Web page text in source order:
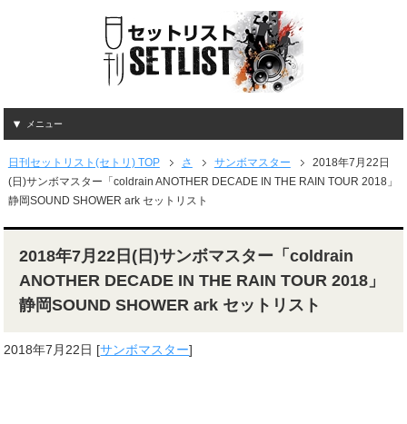
メニュー
日刊セットリスト(セトリ) TOP さ サンボマスター
2018年7月22日
(日)サンボマスター「coldrain ANOTHER DECADE IN THE RAIN TOUR 2018」
静岡SOUND SHOWER ark セットリスト
2018年7月22日(日)サンボマスター「coldrain
ANOTHER DECADE IN THE RAIN TOUR 2018」
静岡SOUND SHOWER ark セットリスト
2018年7月22日 [サンボマスター]